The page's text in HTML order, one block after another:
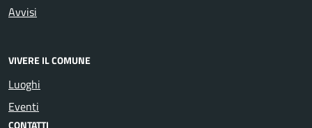
Avvisi
VIVERE IL COMUNE
Luoghi
Eventi
CONTATTI